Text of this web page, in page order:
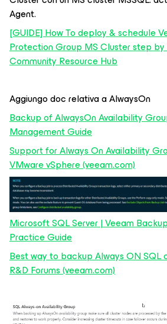
Agent.
[GUIDE] How To deploy & schedule
Protection Group MS Cluster step
Community Resource Hub
Aggiungo doc relativa a AlwaysOn
Backup of AlwaysOn Availability
Management Guide
Support for Always On Availability
VMware vSphere (veeam.com)
Microsoft SQL Server | Veeam
Practice Guide
Best way to backup Always ON SQL
R&D Forums (veeam.com)